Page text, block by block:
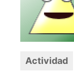
Actividad